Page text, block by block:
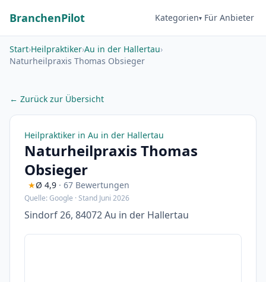
BranchenPilot Kategorien Für Anbieter
Start›Heilpraktiker›Au in der Hallertau›
Naturheilpraxis Thomas Obsieger
← Zurück zur Übersicht
Heilpraktiker in Au in der Hallertau
Naturheilpraxis Thomas
Obsieger
★Ø 4,9 · 67 Bewertungen
Quelle: Google · Stand Juni 2026
Sindorf 26, 84072 Au in der Hallertau